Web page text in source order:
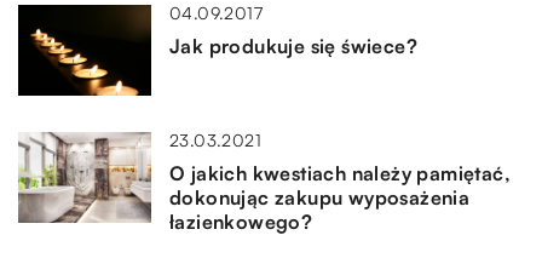
04.09.2017
Jak produkuje się świece?
23.03.2021
O jakich kwestiach należy pamiętać,
dokonując zakupu wyposażenia
łazienkowego?